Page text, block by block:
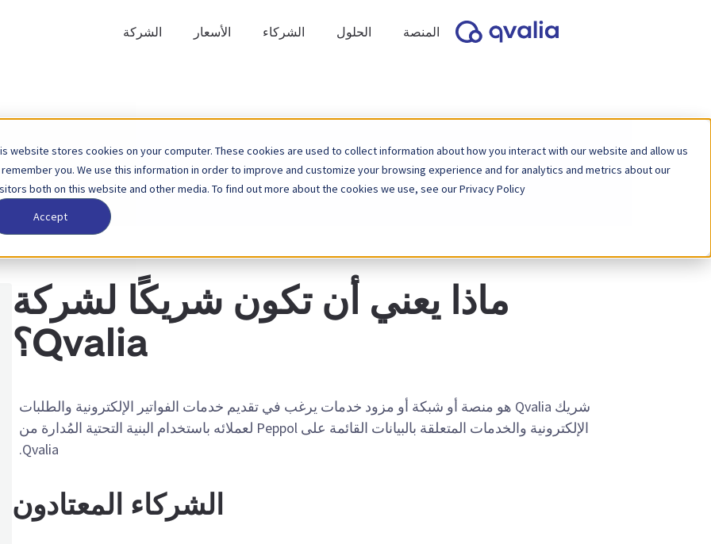
website stores cookies on your computer. These cookies are used to collect information about how you interact with our website and allow us
you. We use this information in order to improve and customize your browsing experience and for analytics and metrics about our
both on this website and other media. To find out more about the cookies we use, see our Privacy Policy.
Accept
المنصة الحلول الشركاء الأسعار الشركة
عن
الصفحة الرئيسية قاعدة المعرفة الشركاء
ماذا يعني أن تكون شريكًا لشركة
Qvalia؟
شريك Qvalia هو منصة أو شبكة أو مزود خدمات يرغب في تقديم خدمات الفواتير الإلكترونية والطلبات
الإلكترونية والخدمات المتعلقة بالبيانات القائمة على Peppol لعملائه باستخدام البنية التحتية المُدارة من
Qvalia.
الشركاء المعتادون